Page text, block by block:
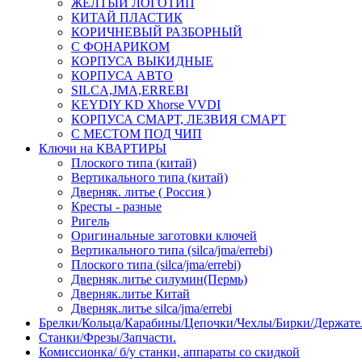
ЖЕЛТЫЙ ЛОГОТИП
КИТАЙ ПЛАСТИК
КОРИЧНЕВЫЙ РАЗБОРНЫЙ
С ФОНАРИКОМ
КОРПУСА ВЫКИДНЫЕ
КОРПУСА АВТО
SILCA,JMA,ERREBI
KEYDIY KD Xhorse VVDI
КОРПУСА СМАРТ, ЛЕЗВИЯ СМАРТ
С МЕСТОМ ПОД ЧИП
Ключи на КВАРТИРЫ
Плоского типа (китай)
Вертикального типа (китай)
Дверняк. литье ( Россия )
Кресты - разные
Ригель
Оригинальные заготовки ключей
Вертикального типа (silca/jma/errebi)
Плоского типа (silca/jma/errebi)
Дверняк.литье силумин(Пермь)
Дверняк.литье Китай
Дверняк.литье silca/jma/errebi
Брелки/Кольца/Карабины/Цепочки/Чехлы/Бирки/
Станки/Фрезы/Запчасти.
Комиссионка/ б/у станки, аппараты со скидкой